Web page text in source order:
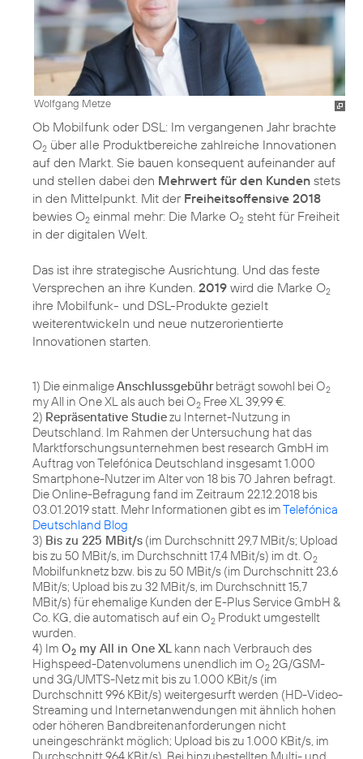
Wolfgang Metze
Ob Mobilfunk oder DSL: Im vergangenen Jahr brachte
O2 über alle Produktbereiche zahlreiche Innovationen
auf den Markt. Sie bauen konsequent aufeinander auf
und stellen dabei den Mehrwert für den Kunden stets
in den Mittelpunkt. Mit der Freiheitsoffensive 2018
bewies O2 einmal mehr: Die Marke O2 steht für Freiheit
in der digitalen Welt.
Das ist ihre strategische Ausrichtung. Und das feste
Versprechen an ihre Kunden. 2019 wird die Marke O2
ihre Mobilfunk- und DSL-Produkte gezielt
weiterentwickeln und neue nutzerorientierte
Innovationen starten.
1) Die einmaligeAnschlussgebührbeträgt sowohl bei O2
my All in One XL als auch bei O2 Free XL 39,99 €.
2) Repräsentative Studiezu Internet-Nutzung in
Deutschland. Im Rahmen der Untersuchung hat das
Marktforschungsunternehmen best research GmbH im
Auftrag von Telefónica Deutschland insgesamt 1.000
Smartphone-Nutzer im Alter von 18 bis 70 Jahren befragt.
Die Online-Befragung fand im Zeitraum 22.12.2018 bis
03.01.2019 statt. Mehr Informationen gibt es imTelefónica
Deutschland Blog
3) Bis zu 225 MBit/s (im Durchschnitt 29,7 MBit/s; Upload
bis zu 50 MBit/s, im Durchschnitt 17,4 MBit/s) im dt. O2
Mobilfunknetz bzw. bis zu 50 MBit/s (im Durchschnitt 23,6
MBit/s; Upload bis zu 32 MBit/s, im Durchschnitt 15,7
MBit/s) für ehemalige Kunden der E-Plus Service GmbH &
Co. KG, die automatisch auf ein O2 Produkt umgestellt
wurden.
4) Im O2 my All in One XL kann nach Verbrauch des
Highspeed-Datenvolumens unendlich im O2 2G/GSM-
und 3G/UMTS-Netz mit bis zu 1.000 KBit/s (im
Durchschnitt 996 KBit/s) weitergesurft werden (HD-Video-
Streaming und Internetanwendungen mit ähnlich hohen
oder höheren Bandbreitenanforderungen nicht
uneingeschränkt möglich; Upload bis zu 1.000 KBit/s, im